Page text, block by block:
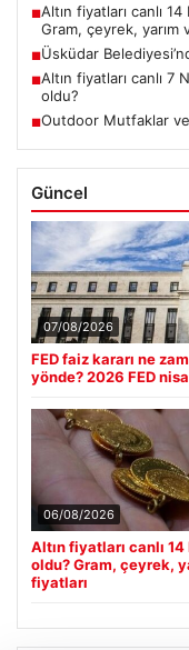
■Altın fiyatları canlı
Gram, çeyrek, yarım
■Üsküdar
■Altın fiyatları canlı 7
oldu?
■Outdoor Mutfaklar
Güncel
07/08/2026
FED faiz kararı ne
yönde? 2026 FED
06/08/2026
Altın fiyatları canlı
oldu? Gram, çeyrek,
fiyatları